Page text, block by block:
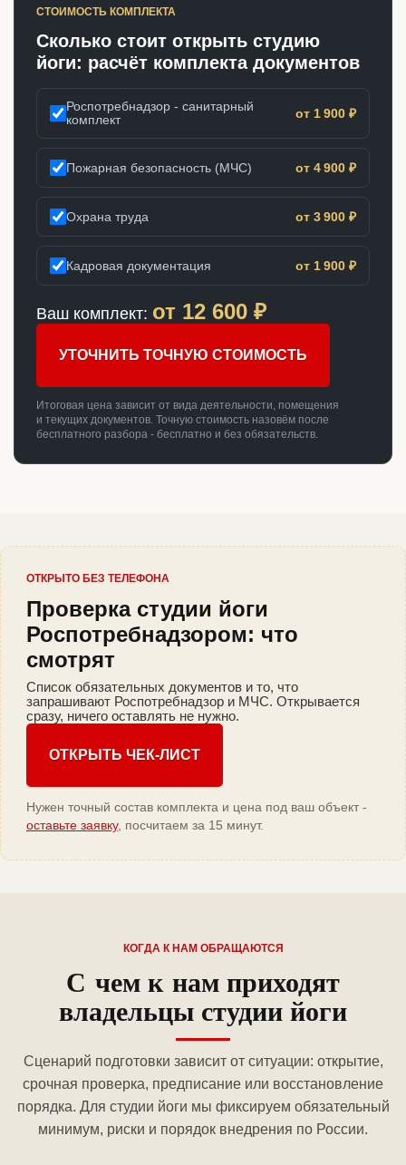
СТОИМОСТЬ КОМПЛЕКТА
Сколько стоит открыть студию
йоги: расчёт комплекта документов
Роспотребнадзор - санитарный
комплект
от 1 900 ₽
Пожарная безопасность (МЧС) от 4 900 ₽
Охрана труда от 3 900 ₽
Кадровая документация от 1 900 ₽
Ваш комплект: от 12 600 ₽
УТОЧНИТЬ ТОЧНУЮ СТОИМОСТЬ
Итоговая цена зависит от вида деятельности, помещения
и текущих документов. Точную стоимость назовём после
бесплатного разбора - бесплатно и без обязательств.
ОТКРЫТО БЕЗ ТЕЛЕФОНА
Проверка студии йоги
Роспотребнадзором: что
смотрят
Список обязательных документов и то, что
запрашивают Роспотребнадзор и МЧС. Открывается
сразу, ничего оставлять не нужно.
ОТКРЫТЬ ЧЕК-ЛИСТ
Нужен точный состав комплекта и цена под ваш объект -
оставьте заявку, посчитаем за 15 минут.
КОГДА К НАМ ОБРАЩАЮТСЯ
С чем к нам приходят
владельцы студии йоги
Сценарий подготовки зависит от ситуации: открытие,
срочная проверка, предписание или восстановление
порядка. Для студии йоги мы фиксируем обязательный
минимум, риски и порядок внедрения по России.